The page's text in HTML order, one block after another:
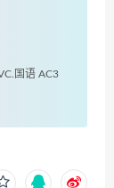
国语 AC3